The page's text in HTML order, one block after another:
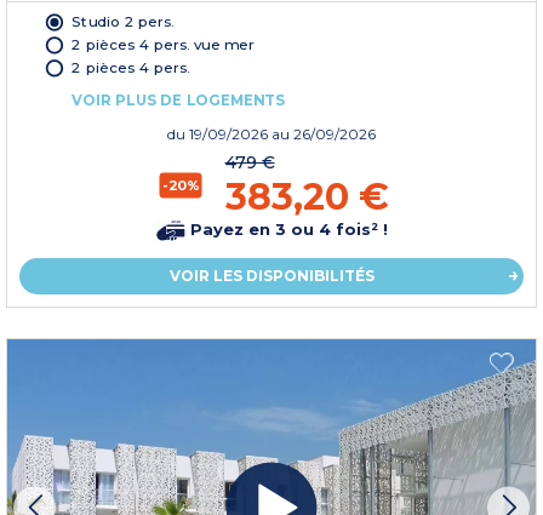
Studio 2 pers.
2 pièces 4 pers. vue mer
2 pièces 4 pers.
VOIR PLUS DE LOGEMENTS
du 19/09/2026 au 26/09/2026
-20%
479 €
383,20 €
Payez en 3 ou 4 fois² !
VOIR LES DISPONIBILITÉS